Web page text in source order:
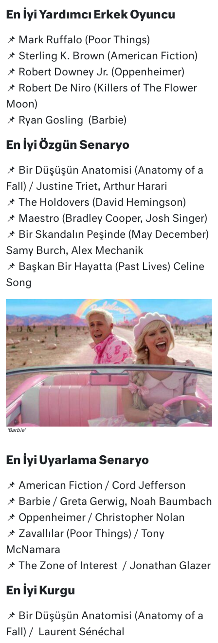
En İyi Yardımcı Erkek Oyuncu
📌 Mark Ruffalo (Poor Things)
📌 Sterling K. Brown (American Fiction)
📌 Robert Downey Jr. (Oppenheimer)
📌 Robert De Niro (Killers of The Flower
Moon)
📌 Ryan Gosling (Barbie)
En İyi Özgün Senaryo
📌 Bir Düşüşün Anatomisi (Anatomy of a
Fall) / Justine Triet, Arthur Harari
📌 The Holdovers (David Hemingson)
📌 Maestro (Bradley Cooper, Josh Singer)
📌 Bir Skandalın Peşinde (May December)
Samy Burch, Alex Mechanik
📌 Başkan Bir Hayatta (Past Lives) Celine
Song
‘Barbie’
En İyi Uyarlama Senaryo
📌 American Fiction / Cord Jefferson
📌 Barbie / Greta Gerwig, Noah Baumbach
📌 Oppenheimer / Christopher Nolan
📌 Zavallılar (Poor Things) / Tony
McNamara
📌 The Zone of Interest / Jonathan Glazer
En İyi Kurgu
📌 Bir Düşüşün Anatomisi (Anatomy of a
Fall) / Laurent Sénéchal